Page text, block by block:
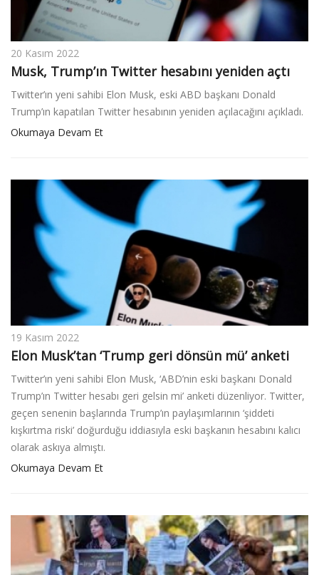
20 Kasım 2022
Musk, Trump’ın Twitter hesabını yeniden açtı
Twitter’ın yeni sahibi Elon Musk, eski ABD başkanı Donald
Trump’ın kapatılan Twitter hesabının yeniden açılacağını açıkladı.
Okumaya Devam Et
19 Kasım 2022
Elon Musk’tan ‘Trump geri dönsün mü’ anketi
Twitter’ın yeni sahibi Elon Musk, ‘ABD’nin eski başkanı Donald
Trump’ın Twitter hesabı geri gelsin mi’ anketi düzenliyor. Twitter,
geçen senenin başlarında Trump’ın paylaşımlarının ‘şiddeti
kışkırtma riski’ doğurduğu iddiasıyla eski başkanın hesabını kalıcı
olarak askıya almıştı.
Okumaya Devam Et